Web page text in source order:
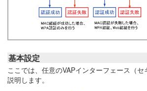
基本設定
ここでは、任意のVAPインターフェース（
説明します。